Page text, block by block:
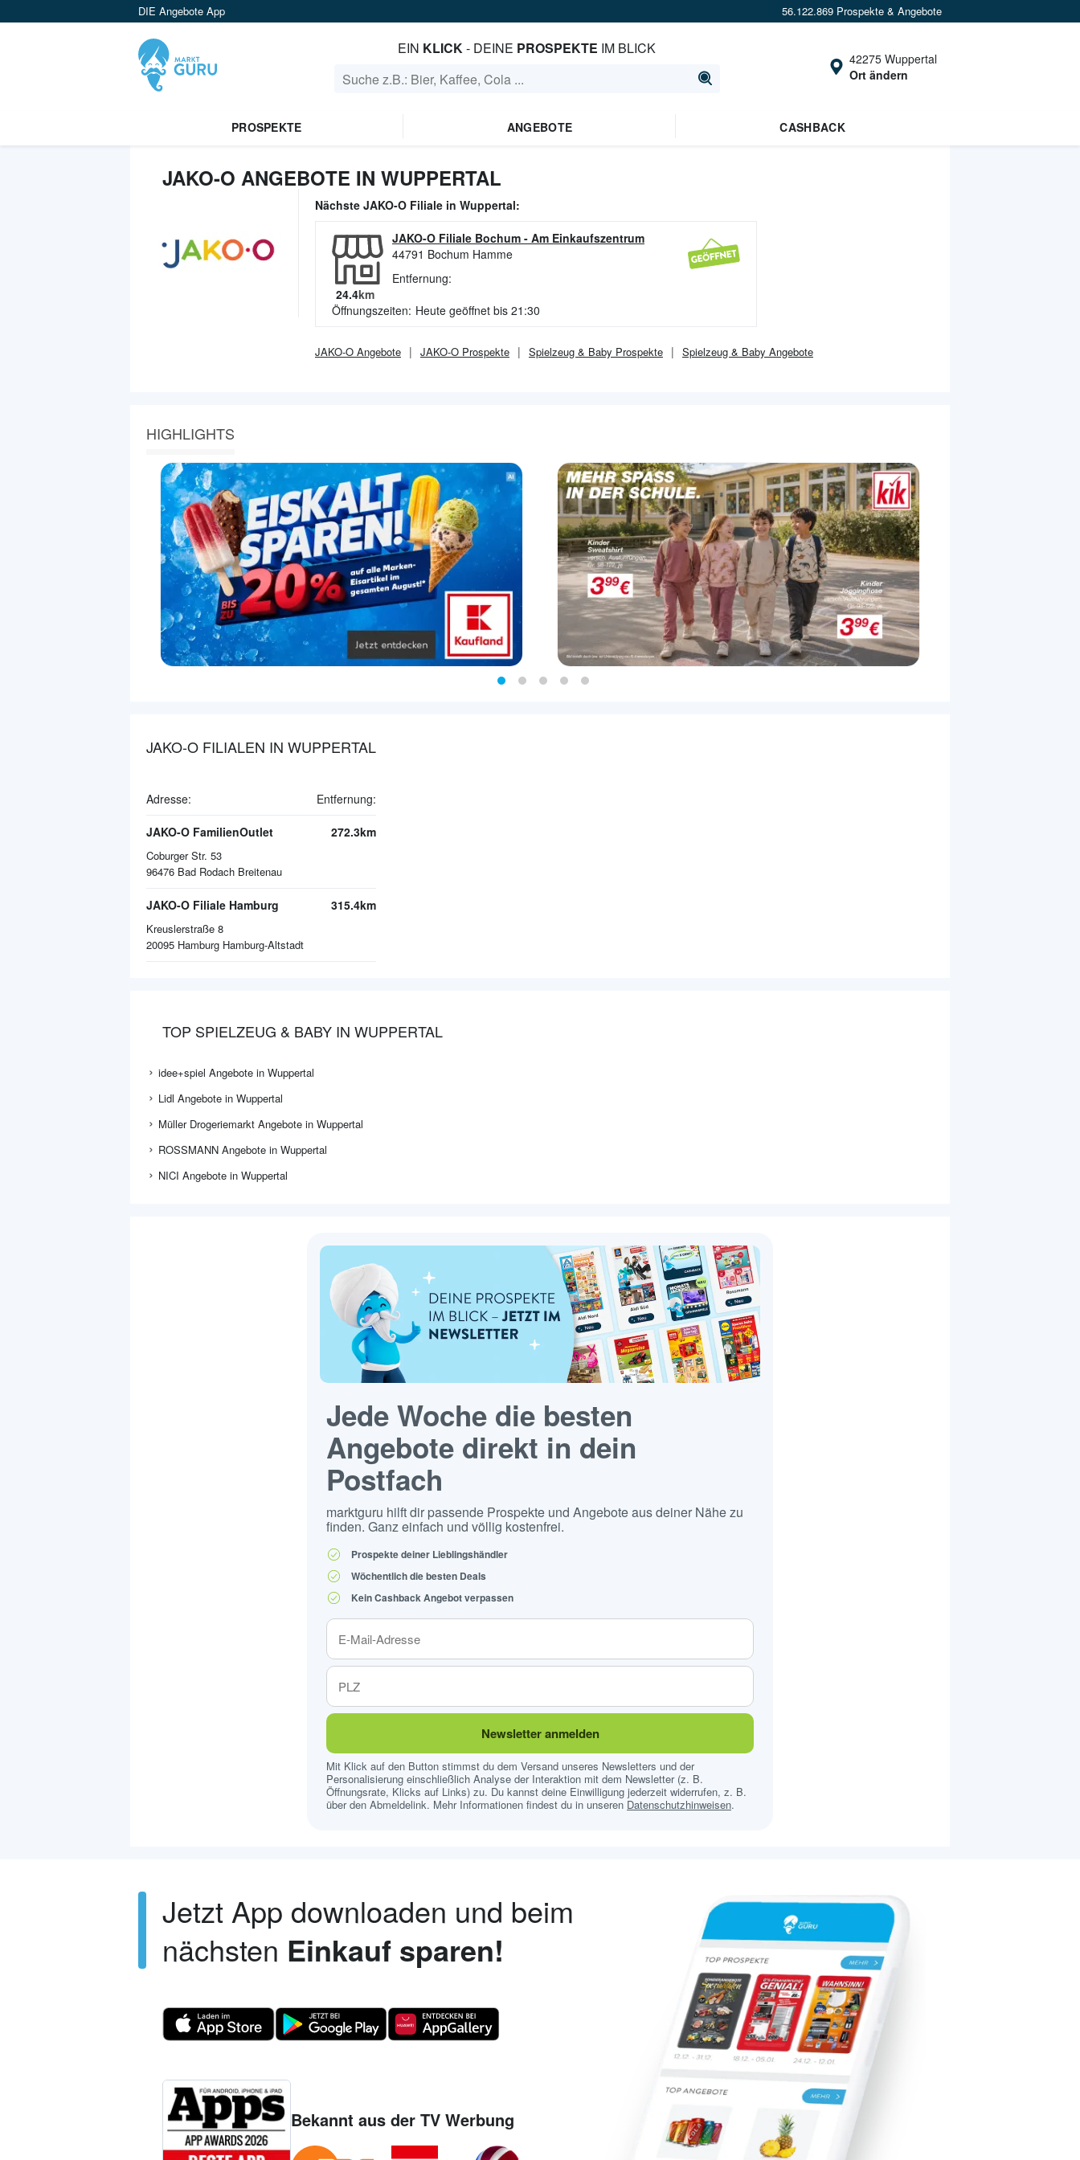
DIE Angebote App 56.122.869 Prospekte & Angebote
EIN KLICK- DEINE PROSPEKTE IM BLICK
42275 Wuppertal
Ort ändern
PROSPEKTE ANGEBOTE CASHBACK
JAKO-O ANGEBOTE IN WUPPERTAL
Nächste JAKO-O Filiale in Wuppertal:
JAKO-O Filiale Bochum - Am Einkaufszentrum
44791 Bochum Hamme
Entfernung:
24.4km
Öffnungszeiten: Heute geöffnet bis 21:30
JAKO-O Angebote JAKO-O Prospekte Spielzeug & Baby Prospekte Spielzeug & Baby Angebote
HIGHLIGHTS
JAKO-O FILIALEN IN WUPPERTAL
Adresse: Entfernung:
JAKO-O FamilienOutlet
Coburger Str. 53
96476 Bad Rodach Breitenau
272.3km
JAKO-O Filiale Hamburg
Kreuslerstraße 8
20095 Hamburg Hamburg-Altstadt
315.4km
TOP SPIELZEUG & BABY IN WUPPERTAL
idee+spiel Angebote in Wuppertal
Lidl Angebote in Wuppertal
Müller Drogeriemarkt Angebote in Wuppertal
ROSSMANN Angebote in Wuppertal
NICI Angebote in Wuppertal
Jede Woche die besten
Angebote direkt in dein
Postfach
marktguru hilft dir passende Prospekte und Angebote aus deiner Nähe zu
finden. Ganz einfach und völlig kostenfrei.
Prospekte deiner Lieblingshändler
Wöchentlich die besten Deals
Kein Cashback Angebot verpassen
Newsletter anmelden
Mit Klick auf den Button stimmst du dem Versand unseres Newsletters und der
Personalisierung einschließlich Analyse der Interaktion mit dem Newsletter (z. B.
Öffnungsrate, Klicks auf Links) zu. Du kannst deine Einwilligung jederzeit widerrufen, z. B.
über den Abmeldelink. Mehr Informationen findest du in unseren Datenschutzhinweisen.
Jetzt App downloaden und beim
nächsten Einkauf sparen!
Bekannt aus der TV Werbung